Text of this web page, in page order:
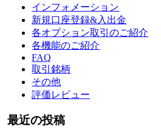
インフォメーション
新規口座登録&入出金
各オプション取引のご紹介
各機能のご紹介
FAQ
取引銘柄
その他
評価レビュー
最近の投稿